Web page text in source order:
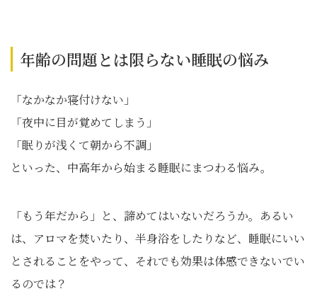
年齢の問題とは限らない睡眠の悩み
「なかなか寝付けない」
「夜中に目が覚めてしまう」
「眠りが浅くて朝から不調」
といった、中高年から始まる睡眠にまつわる悩み。
「もう年だから」と、諦めてはいないだろうか。あるい
は、アロマを焚いたり、半身浴をしたりなど、睡眠にいい
とされることをやって、それでも効果は体感できないでい
るのでは？